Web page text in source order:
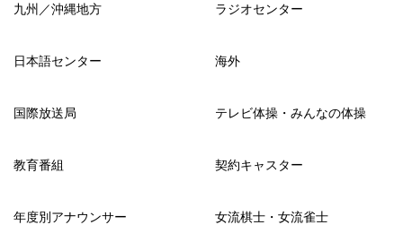
九州／沖縄地方 ラジオセンター
日本語センター 海外
国際放送局 テレビ体操・みんなの体操
教育番組 契約キャスター
年度別アナウンサー 女流棋士・女流雀士